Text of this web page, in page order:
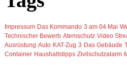
Impressum Das Kommando 3 am 04 Mai
Technischer Bewerb Atemschutz Video
Ausrüstung Auto KAT-Zug 3 Das Gebäude
Container Haushaltstipps Zivilschutzalarm